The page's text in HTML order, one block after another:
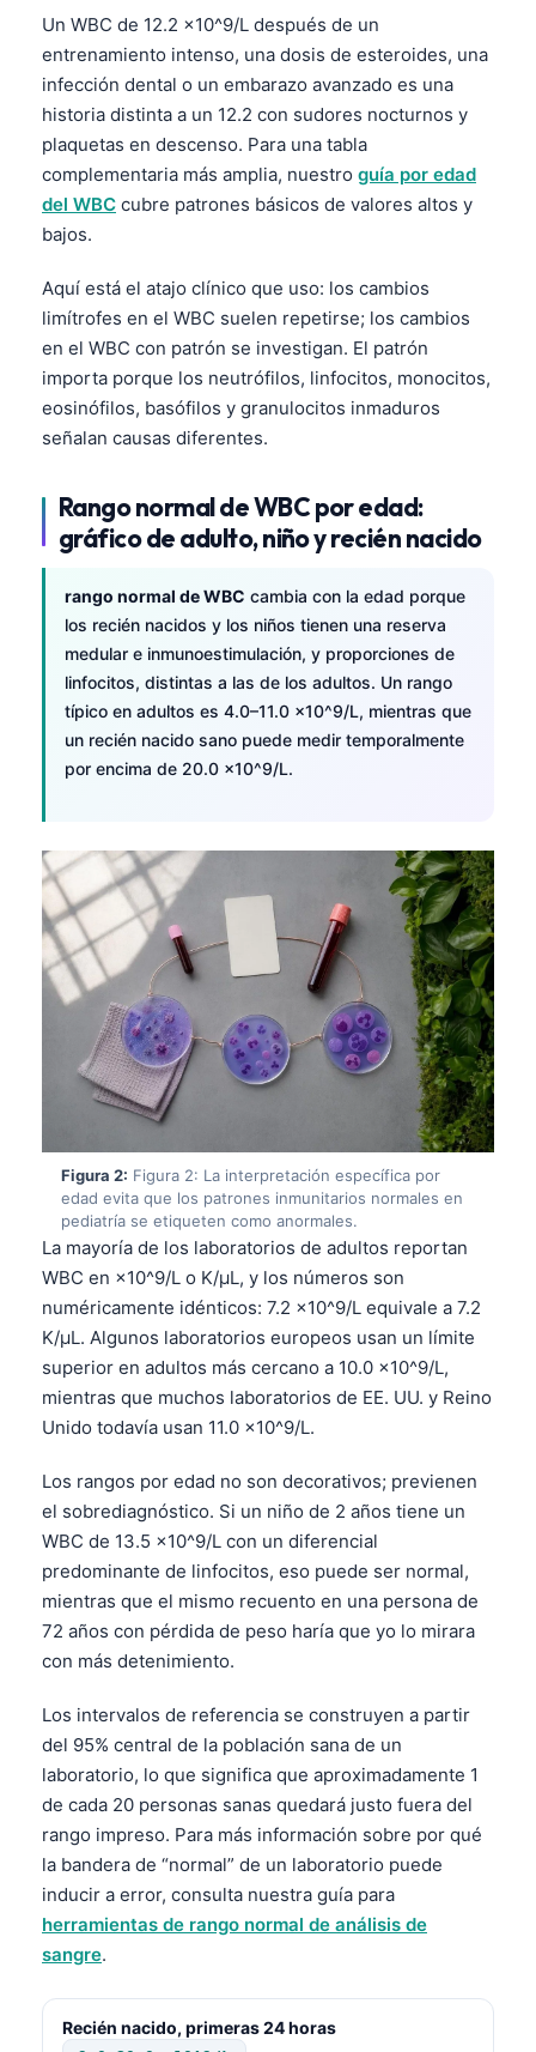
Un WBC de 12.2 ×10^9/L después de un
entrenamiento intenso, una dosis de esteroides, una
infección dental o un embarazo avanzado es una
historia distinta a un 12.2 con sudores nocturnos y
plaquetas en descenso. Para una tabla
complementaria más amplia, nuestro guía por edad
del WBC cubre patrones básicos de valores altos y
bajos.
Aquí está el atajo clínico que uso: los cambios
limítrofes en el WBC suelen repetirse; los cambios
en el WBC con patrón se investigan. El patrón
importa porque los neutrófilos, linfocitos, monocitos,
eosinófilos, basófilos y granulocitos inmaduros
señalan causas diferentes.
Rango normal de WBC por edad:
gráfico de adulto, niño y recién nacido
rango normal de WBC cambia con la edad porque
los recién nacidos y los niños tienen una reserva
medular e inmunoestimulación, y proporciones de
linfocitos, distintas a las de los adultos. Un rango
típico en adultos es 4.0–11.0 ×10^9/L, mientras que
un recién nacido sano puede medir temporalmente
por encima de 20.0 ×10^9/L.
Figura 2: Figura 2: La interpretación específica por
edad evita que los patrones inmunitarios normales en
pediatría se etiqueten como anormales.
La mayoría de los laboratorios de adultos reportan
WBC en ×10^9/L o K/µL, y los números son
numéricamente idénticos: 7.2 ×10^9/L equivale a 7.2
K/µL. Algunos laboratorios europeos usan un límite
superior en adultos más cercano a 10.0 ×10^9/L,
mientras que muchos laboratorios de EE. UU. y Reino
Unido todavía usan 11.0 ×10^9/L.
Los rangos por edad no son decorativos; previenen
el sobrediagnóstico. Si un niño de 2 años tiene un
WBC de 13.5 ×10^9/L con un diferencial
predominante de linfocitos, eso puede ser normal,
mientras que el mismo recuento en una persona de
72 años con pérdida de peso haría que yo lo mirara
con más detenimiento.
Los intervalos de referencia se construyen a partir
del 95% central de la población sana de un
laboratorio, lo que significa que aproximadamente 1
de cada 20 personas sanas quedará justo fuera del
rango impreso. Para más información sobre por qué
la bandera de “normal” de un laboratorio puede
inducir a error, consulta nuestra guía para
herramientas de rango normal de análisis de
sangre.
Recién nacido, primeras 24 horas